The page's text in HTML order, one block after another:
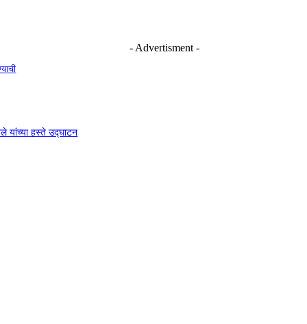
- Advertisment -
यांच्या हस्ते उद्घाटन